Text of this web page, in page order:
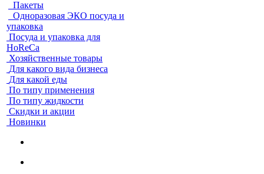
Пакеты
Одноразовая ЭКО посуда и
упаковка
Посуда и упаковка для
HoReCa
Хозяйственные товары
Для какого вида бизнеса
Для какой еды
По типу применения
По типу жидкости
Скидки и акции
Новинки